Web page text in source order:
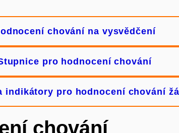
chování na vysvědčení
pro hodnocení chování
indikátory pro hodnocení chování
chování